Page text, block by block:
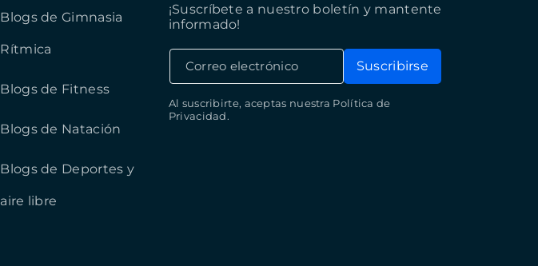
Blogs de Gimnasia
Rítmica
Blogs de Fitness
Blogs de Natación
Blogs de Deportes y
aire libre
¡Suscríbete a nuestro boletín y mantente
informado!
Correo electrónico Suscribirse
Al suscribirte, aceptas nuestra Política de
Privacidad.